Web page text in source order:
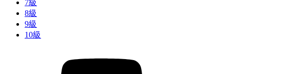
7級
8級
9級
10級